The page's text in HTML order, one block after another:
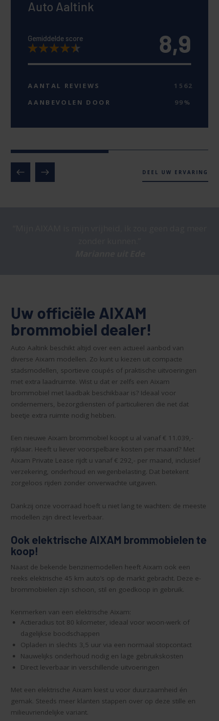
Auto Aaltink
Gemiddelde score 8,9
AANTAL REVIEWS
1562
AANBEVOLEN DOOR
99%
DEEL UW ERVARING
Uw officiële AIXAM
brommobiel dealer!
Auto Aaltink beschikt altijd over een actueel aanbod van
diverse Aixam modellen. Zo kunt u kiezen uit compacte
stadsmodellen, sportieve coupés of praktische uitvoeringen
met extra laadruimte. Wist u dat er zelfs een Aixam
brommobiel met laadbak beschikbaar is? Ideaal voor
ondernemers, bezorgdiensten of particulieren die net dat
beetje extra ruimte nodig hebben.
Een nieuwe Aixam brommobiel koopt u al vanaf € 11.039,-
rijklaar. Heeft u liever voorspelbare kosten per maand? Met
Aixam Private Lease rijdt u vanaf € 292,- per maand, inclusief
verzekering, onderhoud en wegenbelasting. Dat betekent
zorgeloos rijden zonder onverwachte uitgaven.
Dankzij onze voorraad hoeft u niet lang te wachten: de meeste
modellen zijn direct leverbaar.
Ook elektrische AIXAM brommobielen te
koop!
Naast de bekende benzinemodellen heeft Aixam ook een
reeks elektrische 45 km auto’s op de markt gebracht. Deze e-
brommobielen zijn schoon, stil en goedkoop in gebruik.
Kenmerken van een elektrische Aixam:
Actieradius tot 80 kilometer, ideaal voor woon-werk of
dagelijkse boodschappen
Opladen in slechts 3,5 uur via een normaal stopcontact
Nauwelijks onderhoud nodig en lage gebruikskosten
Direct leverbaar in verschillende uitvoeringen
Met een elektrische Aixam kiest u voor duurzaamheid én
gemak. Steeds meer klanten stappen over op deze stille en
milieuvriendelijke variant.